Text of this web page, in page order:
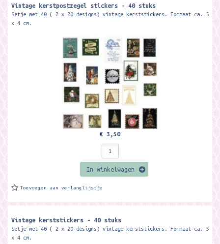
Vintage kerstpostzegel stickers - 40 stuks
Setje met 40 ( 2 x 20 designs) vintage kerststickers. Formaat ca. 5
x 4 cm.
€ 3,50
In winkelwagen
Toevoegen aan verlanglijstje
Vintage kerststickers - 40 stuks
Setje met 40 ( 2 x 20 designs) vintage kerststickers. Formaat ca. 5
x 4 cm.